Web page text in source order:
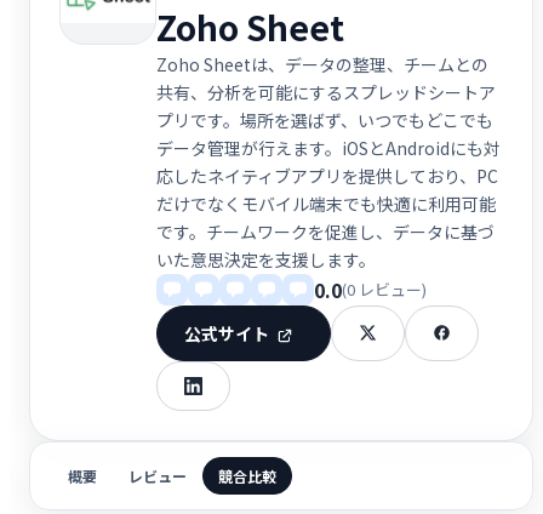
Zoho Sheet
Zoho Sheetは、データの整理、チームとの
共有、分析を可能にするスプレッドシートア
プリです。場所を選ばず、いつでもどこでも
データ管理が行えます。iOSとAndroidにも対
応したネイティブアプリを提供しており、PC
だけでなくモバイル端末でも快適に利用可能
です。チームワークを促進し、データに基づ
いた意思決定を支援します。
0.0(0 レビュー)
公式サイト
概要 レビュー 競合比較